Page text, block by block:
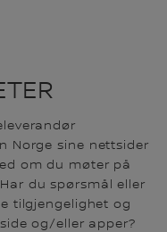
Norge sine nettsider
om du møter på
du spørsmål eller
tilgjengelighet og
og/eller apper?